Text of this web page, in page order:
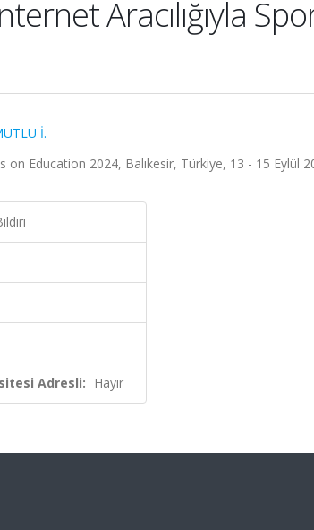
Aracılığıyla
İ.
on Education 2024, Balıkesir, Türkiye, 13 - 15 Eylül
Adresli: Hayır